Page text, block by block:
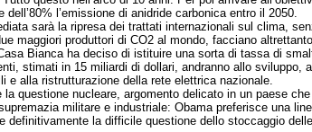
15 miliardi di dollari, andranno allo sviluppo, alla costruzione di
della rete elettrica nazionale.
nucleare, argomento delicato in un paese che ne ha fatto un
e industriale: Obama preferisce una linea prudente,
la difficile questione dello stoccaggio delle scorie
non può prescindere dagli enormi costi economici che
ha promesso l’occupazione di 5 milioni di persone dallo
la prima “green economy” del mondo, ovvero un enorme
ricerca, lo sviluppo e la produzione di impianti energetici eco-